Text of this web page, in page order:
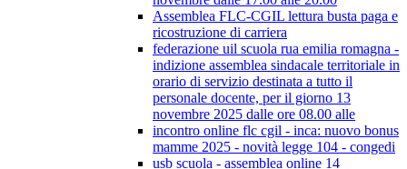
Assemblea FLC-CGIL lettura busta paga e
ricostruzione di carriera
federazione uil scuola rua emilia romagna -
indizione assemblea sindacale territoriale in
orario di servizio destinata a tutto il
personale docente, per il giorno 13
novembre 2025 dalle ore 08.00 alle
incontro online flc cgil - inca: nuovo bonus
mamme 2025 - novità legge 104 - congedi
usb scuola - assemblea online 14